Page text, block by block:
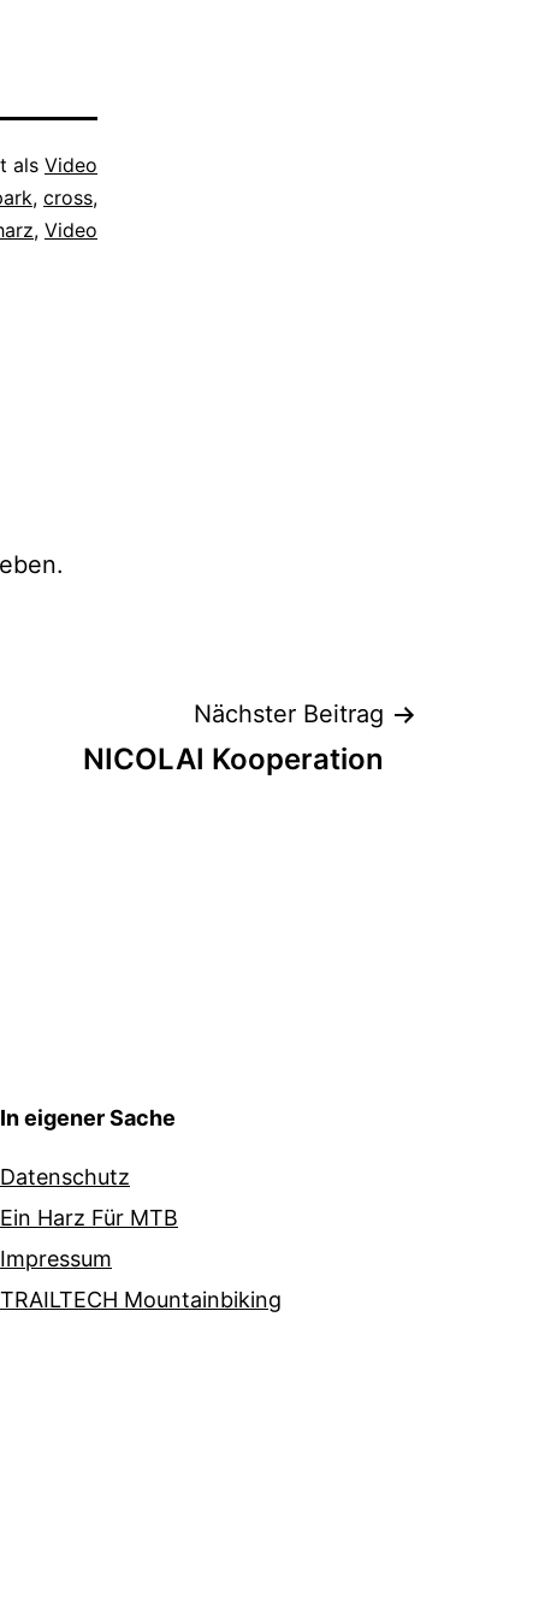
als Video
, cross,
, Video
Nächster Beitrag
NICOLAI Kooperation
In eigener Sache
Datenschutz
Ein Harz Für MTB
Impressum
TRAILTECH Mountainbiking